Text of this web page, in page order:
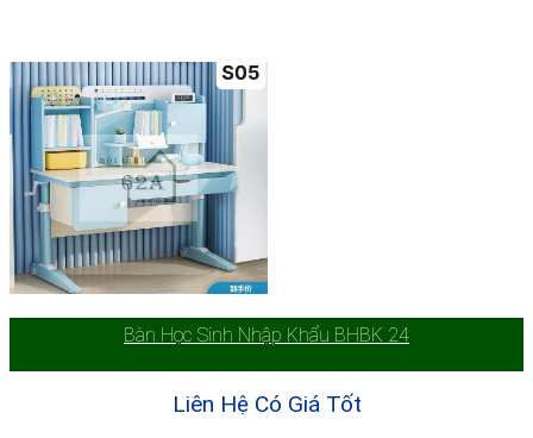
Bàn Học Sinh Nhập Khẩu BHBK 24
Liên Hệ Có Giá Tốt